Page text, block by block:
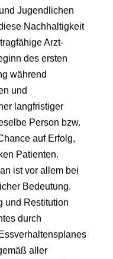
Jugendlichen
Nachhaltigkeit
Arzt-
des ersten
während
und
langfristiger
Person bzw.
auf Erfolg,
Patienten.
ist vor allem bei
Bedeutung.
und Restitution
durch
aller